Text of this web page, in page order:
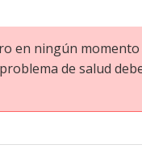
en ningún
de salud